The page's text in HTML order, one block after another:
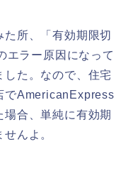
所、「有効期限切
エラー原因になって
た。なので、住宅
でAmericanExpress
合、単純に有効期
んよ。